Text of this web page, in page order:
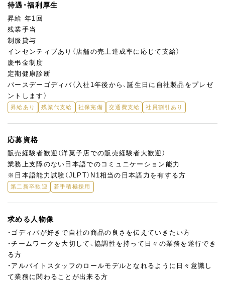
待遇・福利厚生
昇給 年1回
残業手当
制服貸与
インセンティブあり（店舗の売上達成率に応じて支給）
慶弔金制度
定期健康診断
バースデーゴディバ（入社1年後から、誕生日に自社製品をプレゼ
ントします）
昇給あり 残業代支給 社保完備 交通費支給 社員割引あり
応募資格
販売経験者歓迎（洋菓子店での販売経験者大歓迎）
業務上支障のない日本語でのコミュニケーション能力
※日本語能力試験（JLPT）N1相当の日本語力を有する方
第二新卒歓迎 若手積極採用
求める人物像
・ゴディバが好きで自社の商品の良さを伝えていきたい方
・チームワークを大切して、協調性を持って日々の業務を遂行でき
る方
・アルバイトスタッフのロールモデルとなれるように日々意識し
て業務に関わることが出来る方